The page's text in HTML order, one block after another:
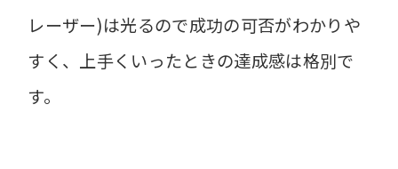
レーザー)は光るので成功の可否がわかりや
すく、上手くいったときの達成感は格別で
す。